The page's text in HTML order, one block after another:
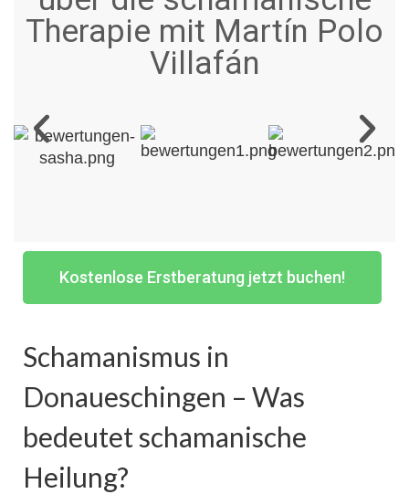
Therapie mit Martín Polo
Villafán
Kostenlose Erstberatung jetzt buchen!
Schamanismus in
Donaueschingen – Was
bedeutet schamanische
Heilung?